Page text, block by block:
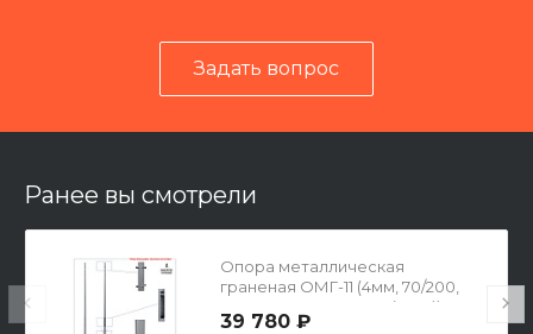
Задать вопрос
Ранее вы смотрели
Опора металлическая
граненая ОМГ-11 (4мм, 70/200,
400х400х16-300-4х32(М30))
39 780 ₽